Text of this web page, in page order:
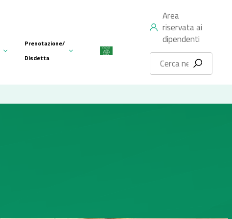
Prenotazione/
Disdetta
Area
riservata ai
dipendenti